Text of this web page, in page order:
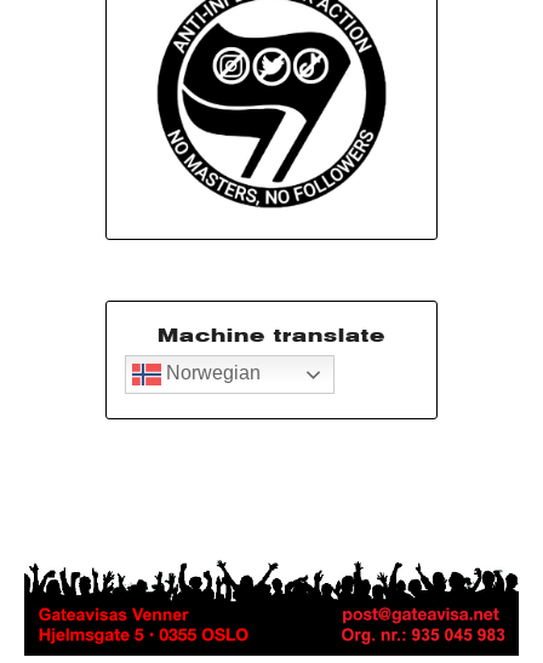
Machine translate
Norwegian